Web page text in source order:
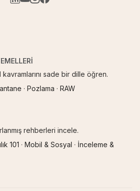
kavramlarını sade bir dille öğren.
· Pozlama · RAW
rehberleri incele.
101 · Mobil & Sosyal · İnceleme &